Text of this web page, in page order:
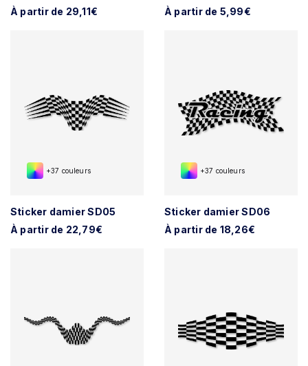
À partir de 29,11€
À partir de 5,99€
+37 couleurs
Sticker damier SD05
À partir de 22,79€
+37 couleurs
Sticker damier SD06
À partir de 18,26€